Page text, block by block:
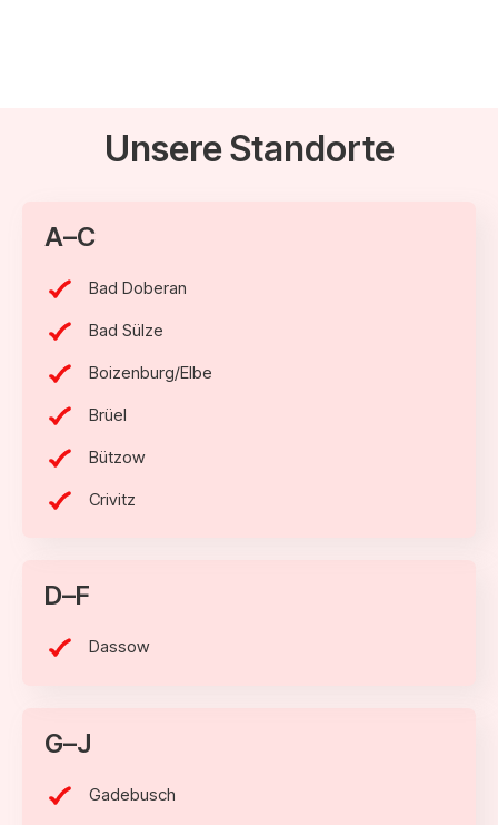
Unsere Standorte
A–C
Bad Doberan
Bad Sülze
Boizenburg/Elbe
Brüel
Bützow
Crivitz
D–F
Dassow
G–J
Gadebusch